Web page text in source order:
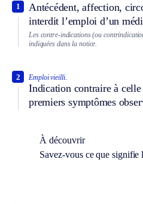
Antécédent, affection,
interdit l’emploi d’un
1
Les contre-indications (ou
indiquées dans la notice.
Emploi vieilli.
Indication contraire à
premiers symptômes
2
À découvrir
Savez-vous ce que signifie